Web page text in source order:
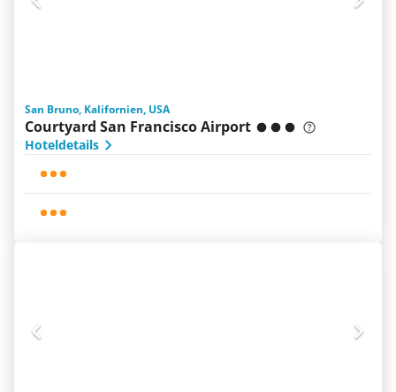
San Bruno, Kalifornien, USA
Courtyard San Francisco Airport
Hoteldetails